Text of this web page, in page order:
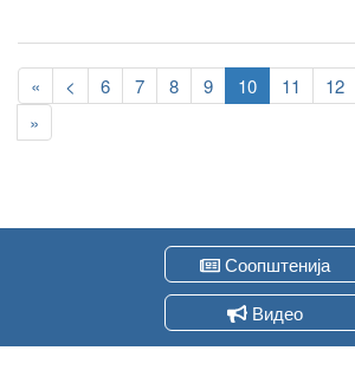
Pagination
First
page
«
Previous
page
< Page
6 Page
7 Page
8 Page
9
Current
page
10 Page
11 Page
12
Last
page
»
Соопштенија
Видео